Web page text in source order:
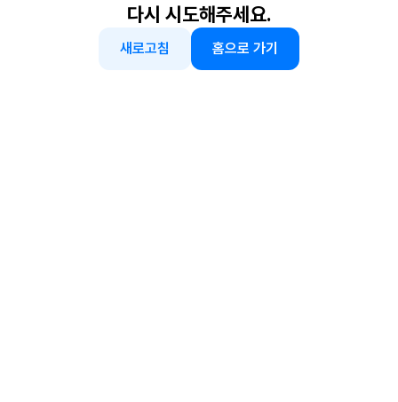
다시 시도해주세요.
새로고침 홈으로 가기